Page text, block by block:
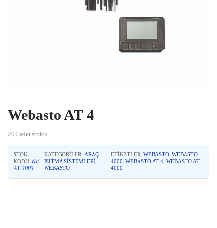
Webasto AT 4
200 adet stokta
STOK
KODU: KF-
AT 4000
KATEGORILER: ARAÇ
ISITMA SISTEMLERI
WEBASTO
ETIKETLER: WEBASTO, WEBASTO
4000 WEBASTO AT 4, WEBASTO AT
4000